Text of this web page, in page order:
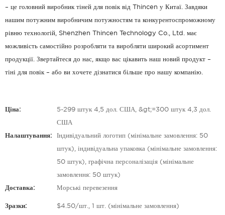
– це головний виробник тіней для повік від Thincen у Китаї. Завдяки
нашим потужним виробничим потужностям та конкурентоспроможному
рівню технологій, Shenzhen Thincen Technology Co., Ltd. має
можливість самостійно розробляти та виробляти широкий асортимент
продукції. Звертайтеся до нас, якщо вас цікавить наш новий продукт –
тіні для повік – або ви хочете дізнатися більше про нашу компанію.
Ціна: 5-299 штук 4,5 дол. США, &gt;=300 штук 4,3 дол.
США
Налаштування: Індивідуальний логотип (мінімальне замовлення: 50
штук), індивідуальна упаковка (мінімальне замовлення:
50 штук), графічна персоналізація (мінімальне
замовлення: 50 штук)
Доставка: Морські перевезення
Зразки: $4.50/шт., 1 шт. (мінімальне замовлення)